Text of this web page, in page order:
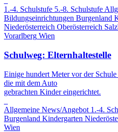
1.-4. Schulstufe 5.-8. Schulstufe
Bildungseinrichtungen Burgenland
Niederösterreich Oberösterreich
Vorarlberg Wien
Schulweg: Elternhaltestelle
Einige hundert Meter vor der
die mit dem Auto
gebrachten Kinder eingerichtet.
Allgemeine News/Angebot 1.-4.
Burgenland Kindergarten
Wien